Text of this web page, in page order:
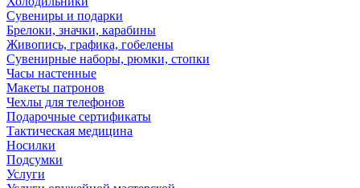
Сувениры и подарки
Брелоки, значки, карабины
Живопись, графика, гобелены
Сувенирные наборы, рюмки, стопки
Часы настенные
Макеты патронов
Чехлы для телефонов
Подарочные сертификаты
Тактическая медицина
Носилки
Подсумки
Услуги